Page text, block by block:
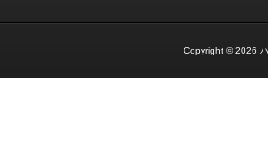
Copyright © 2026